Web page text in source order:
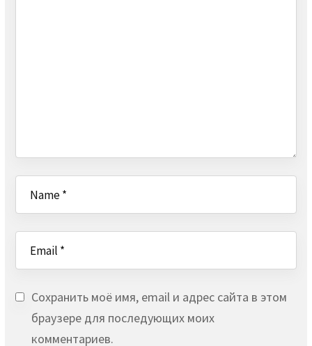
Сохранить моё имя, email и адрес сайта в этом
браузере для последующих моих
комментариев.